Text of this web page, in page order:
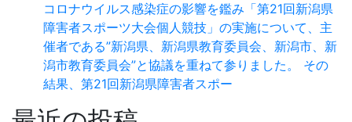
コロナウイルス感染症の影響を鑑み「第21回新潟県
障害者スポーツ大会個人競技」の実施について、主
催者である”新潟県、新潟県教育委員会、新潟市、新
潟市教育委員会”と協議を重ねて参りました。 その
結果、第21回新潟県障害者スポー